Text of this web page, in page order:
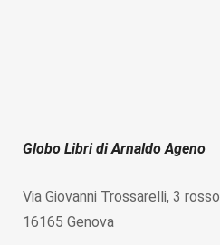
Globo Libri di Arnaldo Ageno
Via Giovanni Trossarelli, 3 rosso
16165 Genova